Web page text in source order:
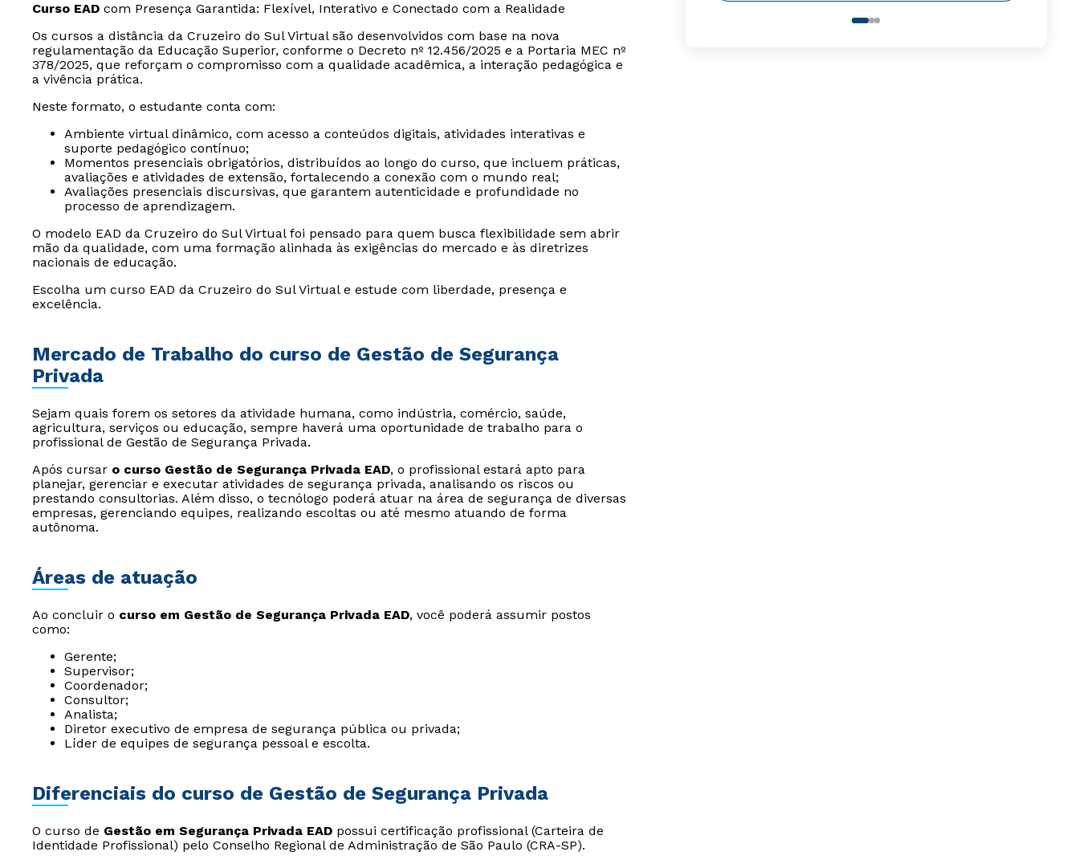
Curso EAD com Presença Garantida: Flexível, Interativo e Conectado com a Realidade
Os cursos a distância da Cruzeiro do Sul Virtual são desenvolvidos com base na nova
regulamentação da Educação Superior, conforme o Decreto nº 12.456/2025 e a Portaria MEC nº
378/2025, que reforçam o compromisso com a qualidade acadêmica, a interação pedagógica e
a vivência prática.
Neste formato, o estudante conta com:
Ambiente virtual dinâmico, com acesso a conteúdos digitais, atividades interativas e
suporte pedagógico contínuo;
Momentos presenciais obrigatórios, distribuídos ao longo do curso, que incluem práticas,
avaliações e atividades de extensão, fortalecendo a conexão com o mundo real;
Avaliações presenciais discursivas, que garantem autenticidade e profundidade no
processo de aprendizagem.
O modelo EAD da Cruzeiro do Sul Virtual foi pensado para quem busca flexibilidade sem abrir
mão da qualidade, com uma formação alinhada às exigências do mercado e às diretrizes
nacionais de educação.
Escolha um curso EAD da Cruzeiro do Sul Virtual e estude com liberdade, presença e
excelência.
Mercado de Trabalho do curso de Gestão de Segurança
Privada
Sejam quais forem os setores da atividade humana, como indústria, comércio, saúde,
agricultura, serviços ou educação, sempre haverá uma oportunidade de trabalho para o
profissional de Gestão de Segurança Privada.
Após cursar o curso Gestão de Segurança Privada EAD, o profissional estará apto para
planejar, gerenciar e executar atividades de segurança privada, analisando os riscos ou
prestando consultorias. Além disso, o tecnólogo poderá atuar na área de segurança de diversas
empresas, gerenciando equipes, realizando escoltas ou até mesmo atuando de forma
autônoma.
Áreas de atuação
Ao concluir o curso em Gestão de Segurança Privada EAD, você poderá assumir postos
como:
Gerente;
Supervisor;
Coordenador;
Consultor;
Analista;
Diretor executivo de empresa de segurança pública ou privada;
Líder de equipes de segurança pessoal e escolta.
Diferenciais do curso de Gestão de Segurança Privada
O curso de Gestão em Segurança Privada EAD possui certificação profissional (Carteira de
Identidade Profissional) pelo Conselho Regional de Administração de São Paulo (CRA-SP).